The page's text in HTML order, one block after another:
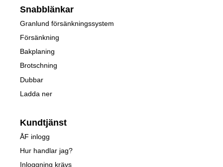
Snabblänkar
Granlund försänkningssystem
Försänkning
Bakplaning
Brotschning
Dubbar
Ladda ner
Kundtjänst
ÅF inlogg
Hur handlar jag?
Inloggning krävs